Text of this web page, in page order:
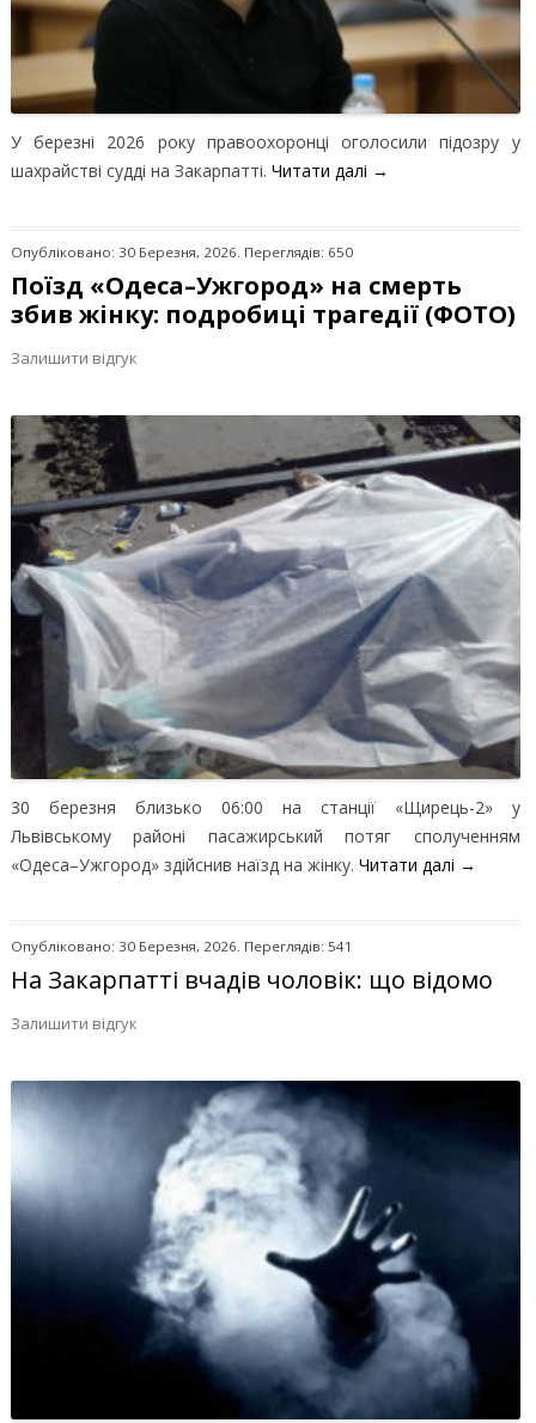
У березні 2026 року правоохоронці оголосили підозру у
шахрайстві судді на Закарпатті. Читати далі →
Опубліковано: 30 Березня, 2026. Переглядів: 650
Поїзд «Одеса–Ужгород» на смерть
збив жінку: подробиці трагедії (ФОТО)
Залишити відгук
30 березня близько 06:00 на станції «Щирець-2» у
Львівському районі пасажирський потяг сполученням
«Одеса–Ужгород» здійснив наїзд на жінку. Читати далі →
Опубліковано: 30 Березня, 2026. Переглядів: 541
На Закарпатті вчадів чоловік: що відомо
Залишити відгук